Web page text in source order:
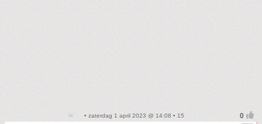
• zaterdag 1 april 2023 @ 14:08 • 15